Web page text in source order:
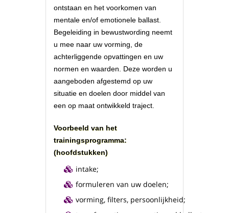
ontstaan en het voorkomen van
mentale en/of emotionele ballast.
Begeleiding in bewustwording neemt
u mee naar uw vorming, de
achterliggende opvattingen en uw
normen en waarden. Deze worden u
aangeboden afgestemd op uw
situatie en doelen door middel van
een op maat ontwikkeld traject.
Voorbeeld van het
trainingsprogramma:
(hoofdstukken)
intake;
formuleren van uw doelen;
vorming, filters, persoonlijkheid;